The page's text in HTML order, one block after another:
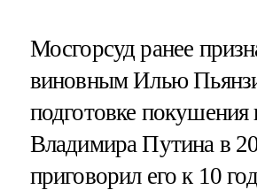
Мосгорсуд ранее
виновным Илью
подготовке покушения
Владимира Путина в
приговорил его к 10